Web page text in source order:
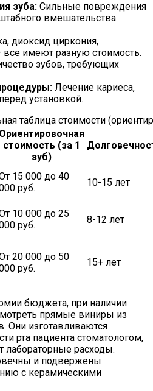
зуба: Сильные повреждения
вмешательства
диоксид циркония,
имеют разную стоимость.
зубов, требующих
Лечение кариеса,
установкой.
таблица стоимости
Ориентировочная
стоимость (за 1
зуб)
15 000 до 40
руб.
10-15 лет
10 000 до 25
руб.
8-12 лет
20 000 до 50
руб.
15+ лет
бюджета, при наличии
прямые виниры из
Они изготавливаются
рта пациента стоматологом,
лабораторные расходы.
и подвержены
с керамическими